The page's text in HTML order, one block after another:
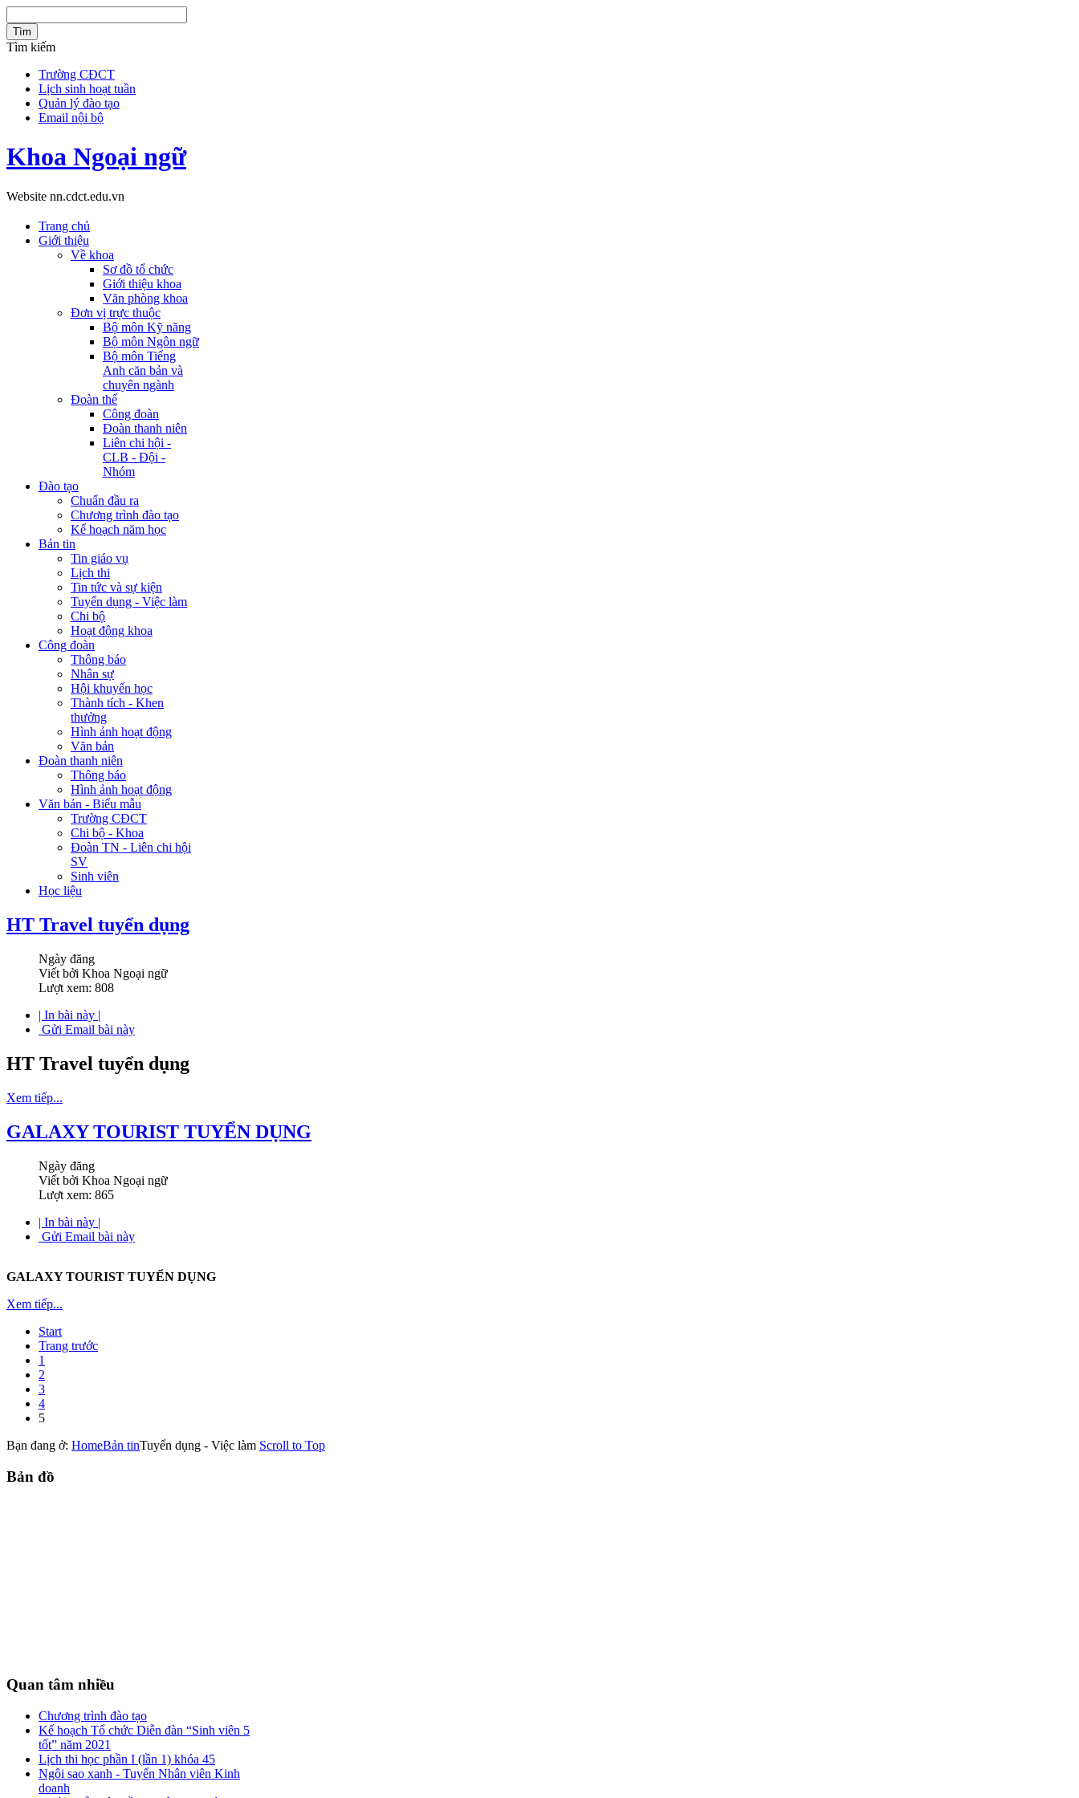
Tìm
Tìm kiếm
Trường CĐCT
Lịch sinh hoạt tuần
Quản lý đào tạo
Email nội bộ
Khoa Ngoại ngữ
Website nn.cdct.edu.vn
Trang chủ
Giới thiệu
Về khoa
Sơ đồ tổ chức
Giới thiệu khoa
Văn phòng khoa
Đơn vị trực thuộc
Bộ môn Kỹ năng
Bộ môn Ngôn ngữ
Bộ môn Tiếng
Anh căn bản và
chuyên ngành
Đoàn thể
Công đoàn
Đoàn thanh niên
Liên chi hội -
CLB - Đội -
Nhóm
Đào tạo
Chuẩn đầu ra
Chương trình đào tạo
Kế hoạch năm học
Bản tin
Tin giáo vụ
Lịch thi
Tin tức và sự kiện
Tuyển dụng - Việc làm
Chi bộ
Hoạt động khoa
Công đoàn
Thông báo
Nhân sự
Hội khuyến học
Thành tích - Khen
thưởng
Hình ảnh hoạt động
Văn bản
Đoàn thanh niên
Thông báo
Hình ảnh hoạt động
Văn bản - Biểu mẫu
Trường CĐCT
Chi bộ - Khoa
Đoàn TN - Liên chi hội
SV
Sinh viên
Học liệu
HT Travel tuyển dụng
Ngày đăng
Viết bởi Khoa Ngoại ngữ
Lượt xem: 808
| In bài này |
Gửi Email bài này
HT Travel tuyển dụng
Xem tiếp...
GALAXY TOURIST TUYỂN DỤNG
Ngày đăng
Viết bởi Khoa Ngoại ngữ
Lượt xem: 865
| In bài này |
Gửi Email bài này
GALAXY TOURIST TUYỂN DỤNG
Xem tiếp...
Start
Trang trước
1
2
3
4
5
Bạn đang ở: HomeBản tinTuyển dụng - Việc làm Scroll to Top
Bản đồ
Quan tâm nhiều
Chương trình đào tạo
Kế hoạch Tổ chức Diễn đàn “Sinh viên 5
tốt” năm 2021
Lịch thi học phần I (lần 1) khóa 45
Ngôi sao xanh - Tuyển Nhân viên Kinh
doanh